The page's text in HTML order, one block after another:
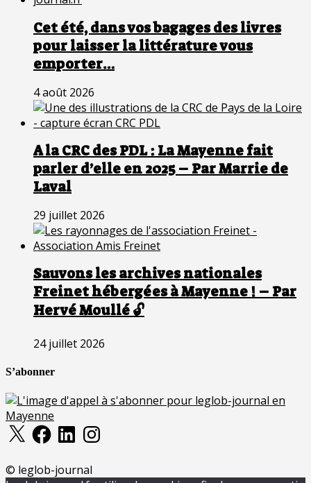
Cet été, dans vos bagages des livres
pour laisser la littérature vous
emporter…
4 août 2026
A la CRC des PDL : La Mayenne fait
parler d’elle en 2025 – Par Marrie de
Laval
29 juillet 2026
Sauvons les archives nationales
Freinet hébergées à Mayenne ! – Par
Hervé Moullé 🔓
24 juillet 2026
S’abonner
X FacebookLinkedInInstagram
© leglob-journal